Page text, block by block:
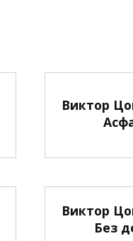
Виктор
Виктор
Без